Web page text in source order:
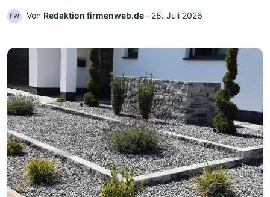
FW Von Redaktion firmenweb.de ‧ 28. Juli 2026